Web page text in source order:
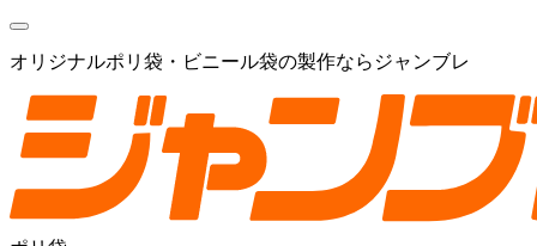
オリジナルポリ袋・ビニール袋の製作ならジャンブレ